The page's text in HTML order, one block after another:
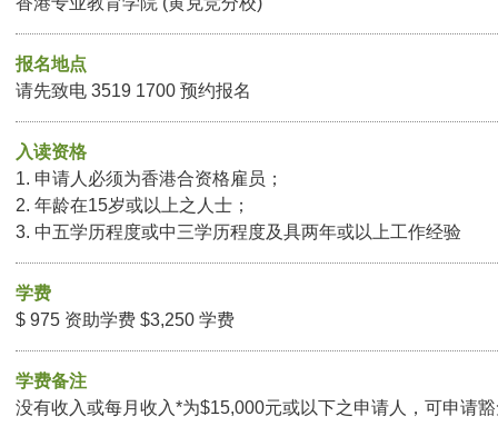
报名地点
请先致电 3519 1700 预约报名
入读资格
1. 申请人必须为香港合资格雇员；
2. 年龄在15岁或以上之人士；
3. 中五学历程度或中三学历程度及具两年或以上工作经验
学费
$ 975 资助学费 $3,250 学费
学费备注
没有收入或每月收入*为$15,000元或以下之申请人，可申请